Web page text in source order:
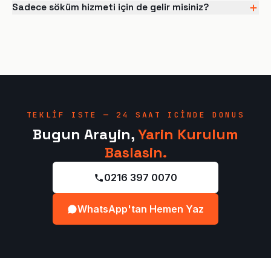
Sadece söküm hizmeti için de gelir misiniz?
TEKLIF ISTE — 24 SAAT ICINDE DONUS
Bugun Arayin,Yarin Kurulum
Baslasin.
0216 397 0070
WhatsApp'tan Hemen Yaz